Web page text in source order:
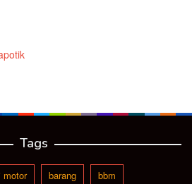
Tags
motor barang bbm